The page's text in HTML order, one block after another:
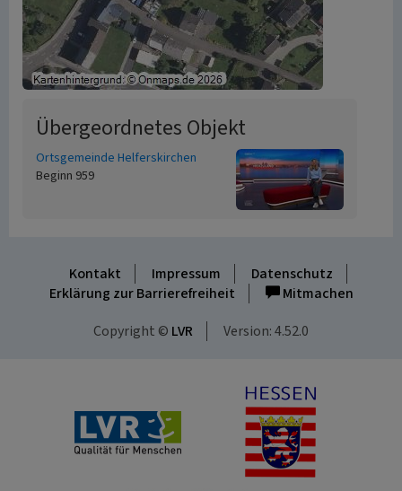
Übergeordnetes Objekt
Ortsgemeinde Helferskirchen
Beginn 959
Kontakt Impressum
Datenschutz
Erklärung zur Barrierefreiheit
Mitmachen
Copyright © LVR Version: 4.52.0